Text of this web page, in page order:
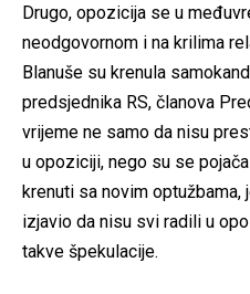
Drugo, opozicija se u
neodgovornom i na krilima
Blanuše su krenula
predsjednika RS, članova
vrijeme ne samo da nisu
u opoziciji, nego su se
krenuti sa novim optužbama,
izjavio da nisu svi radili u
takve špekulacije.